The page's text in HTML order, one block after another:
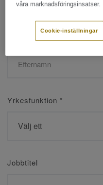
Efternamn*
Yrkesfunktion *
Jobbtitel
våra marknadsföringsinsatser.
Cookie-inställningar